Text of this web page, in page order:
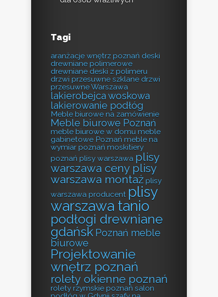
Tagi
aranżacje wnętrz poznań deski
drewniane polimerowe
drewniane deski z polimeru
drzwi przesuwne szklane drzwi
przesuwne Warszawa
lakierobejca woskowa
lakierowanie podłóg
Meble biurowe na zamówienie
Meble biurowe Poznań
meble biurowe w domu meble
gabinetowe Poznań meble na
wymiar poznań moskitiery
poznań plisy warszawa plisy
warszawa ceny plisy
warszawa montaż plisy
warszawa producent plisy
warszawa tanio
podłogi drewniane
gdańsk Poznań meble
biurowe
Projektowanie
wnętrz poznań
rolety okienne poznań
rolety rzymskie poznań salon